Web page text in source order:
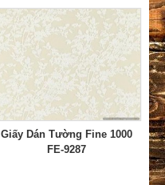
Giấy Dán Tường Fine 1000
FE-9287